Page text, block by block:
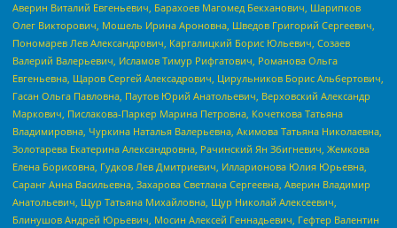
Аверин Виталий Евгеньевич, Барахоев Магомед Бекханович, Шарипков
Олег Викторович, Мошель Ирина Ароновна, Шведов Григорий Сергеевич,
Пономарев Лев Александрович, Каргалицкий Борис Юльевич, Созаев
Валерий Валерьевич, Исламов Тимур Рифгатович, Романова Ольга
Евгеньевна, Щаров Сергей Алексадрович, Цирульников Борис Альбертович,
Гасан Ольга Павловна, Паутов Юрий Анатольевич, Верховский Александр
Маркович, Пислакова-Паркер Марина Петровна, Кочеткова Татьяна
Владимировна, Чуркина Наталья Валерьевна, Акимова Татьяна Николаевна,
Золотарева Екатерина Александровна, Рачинский Ян Збигневич, Жемкова
Елена Борисовна, Гудков Лев Дмитриевич, Илларионова Юлия Юрьевна,
Саранг Анна Васильевна, Захарова Светлана Сергеевна, Аверин Владимир
Анатольевич, Щур Татьяна Михайловна, Щур Николай Алексеевич,
Блинушов Андрей Юрьевич, Мосин Алексей Геннадьевич, Гефтер Валентин